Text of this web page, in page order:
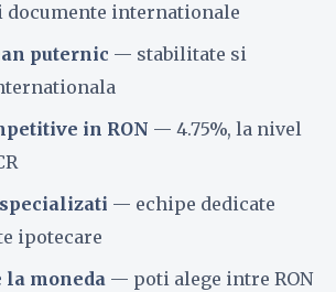
documente internationale
puternic — stabilitate si
in RON — 4.75%, la nivel
— echipe dedicate
ipotecare
moneda — poti alege intre RON